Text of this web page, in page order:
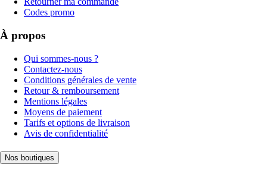
Codes promo
À propos
Qui sommes-nous ?
Contactez-nous
Conditions générales de vente
Retour & remboursement
Mentions légales
Moyens de paiement
Tarifs et options de livraison
Avis de confidentialité
Nos boutiques